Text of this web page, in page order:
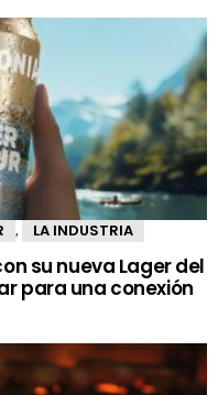
LA INDUSTRIA
su nueva Lager del
para una conexión